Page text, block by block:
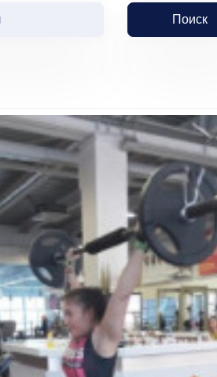
Поиск